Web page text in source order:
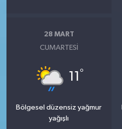
28 MART
CUMARTESI
11 °
Bölgesel düzensiz yağmur
yağışlı